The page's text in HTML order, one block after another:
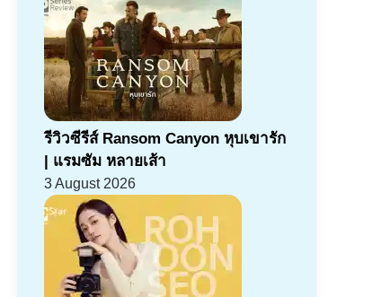
รีวิวซีรีส์ Ransom Canyon หุบเขารัก
| แรมซัม หลายเส้า
3 August 2026